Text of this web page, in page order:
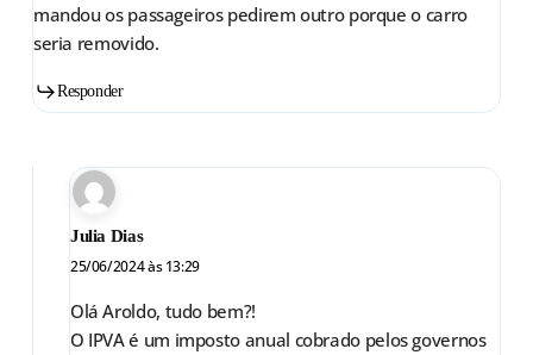
mandou os passageiros pedirem outro porque o carro
seria removido.
Responder
Julia Dias
25/06/2024 às 13:29
Olá Aroldo, tudo bem?!
O IPVA é um imposto anual cobrado pelos governos